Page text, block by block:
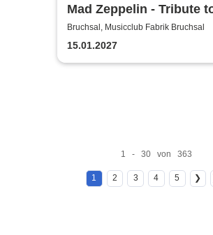
Mad Zeppelin - Tribute
Zeppelin
Bruchsal, Musicclub Fabrik Bruchsal
15.01.2027
1 - 30 von 363
1 2 3 4 5 ❯